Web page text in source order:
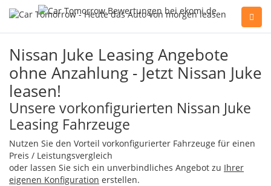
Nissan Juke Leasing Angebote
ohne Anzahlung - Jetzt Nissan Juke
leasen!
Unsere vorkonfigurierten Nissan Juke
Leasing Fahrzeuge
Nutzen Sie den Vorteil vorkonfigurierter Fahrzeuge für einen
Preis / Leistungsvergleich
oder lassen Sie sich ein unverbindliches Angebot zu Ihrer
eigenen Konfiguration erstellen.
Sie haben Fragen, oder benötigen Hilfe?
Gerne beraten wir Sie persönlich am Telefon:
+49(0)89 74 83 59-10
Fahrzeug Konfigurator
Alle Hersteller